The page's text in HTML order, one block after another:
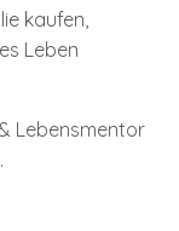
kaufen,
Leben
Lebensmentor